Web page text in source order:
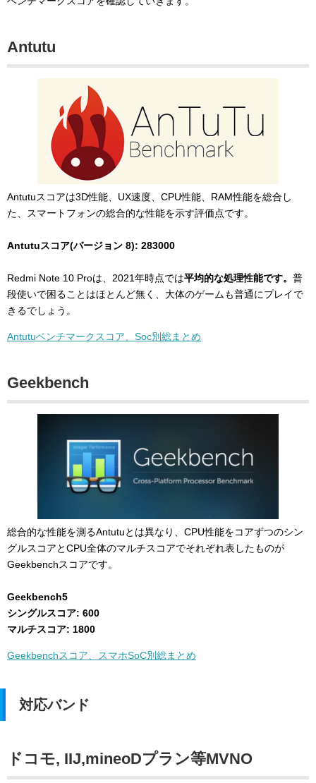
Antutu
Antutuスコアは3D性能、UX速度、CPU性能、RAM性能を総合し
た、スマートフォンの総合的な性能を示す評価点です。
Antutuスコア(バージョン 8): 283000
Redmi Note 10 Proは、2021年時点では平均的な処理性能です。 普
段使いで困ることはほとんど無く、大体のゲームも普通にプレイで
きるでしょう。
Antutuベンチマークスコア、Soc別総まとめ
Geekbench
総合的な性能を測るAntutuとは異なり、CPU性能をコアずつのシン
グルスコアとCPU全体のマルチスコアでそれぞれ表したものが
Geekbenchスコアです。
Geekbench5
シングルスコア: 600
マルチスコア: 1800
Geekbenchスコア、スマホSoC別総まとめ
対応バンド
ドコモ, IIJ,mineoDプラン等MVNO